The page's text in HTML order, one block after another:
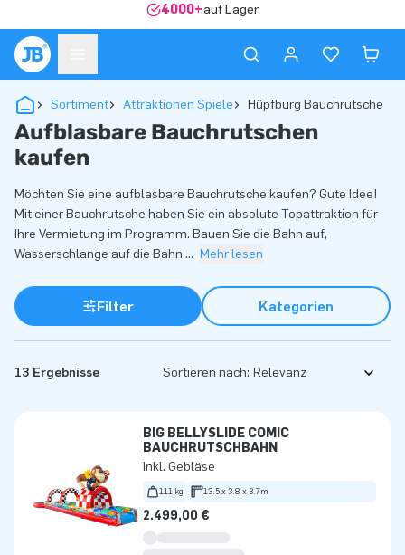
4000+auf Lager
Sortiment Attraktionen Spiele Hüpfburg Bauchrutsche
Aufblasbare Bauchrutschen
kaufen
Möchten Sie eine aufblasbare Bauchrutsche kaufen? Gute Idee!
Mit einer Bauchrutsche haben Sie ein absolute Topattraktion für
Ihre Vermietung im Programm. Bauen Sie die Bahn auf,
Wasserschlange auf die Bahn,... Mehr lesen
Filter Kategorien
13 Ergebnisse Sortieren nach:
BIG BELLYSLIDE COMIC
BAUCHRUTSCHBAHN
Inkl. Gebläse
111 kg 13.5 x 3.8 x 3.7m
2.499,00 €